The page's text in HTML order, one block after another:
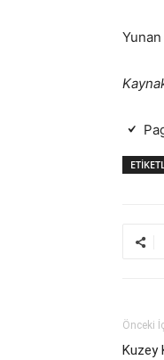
Yunan
Önceki
Kuzey